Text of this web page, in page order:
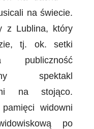
na świecie.
z Lublina, który
tj. ok. setki
publiczność
spektakl
na stojąco.
widowni
po